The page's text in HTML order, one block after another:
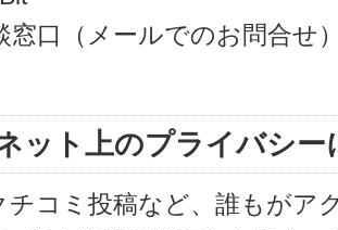
窓口（メールでのお問合せ
ット上のプライバシー
チコミ投稿など、誰もがア